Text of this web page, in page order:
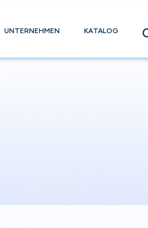
UNTERNEHMEN KATALOG